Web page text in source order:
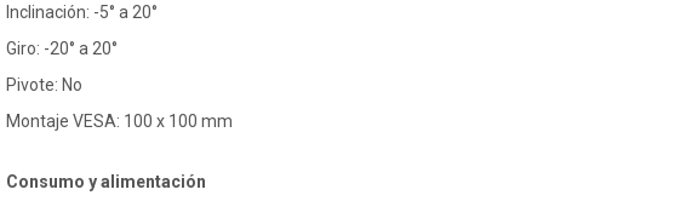
Inclinación: -5° a 20°
Giro: -20° a 20°
Pivote: No
Montaje VESA: 100 x 100 mm
Consumo y alimentación